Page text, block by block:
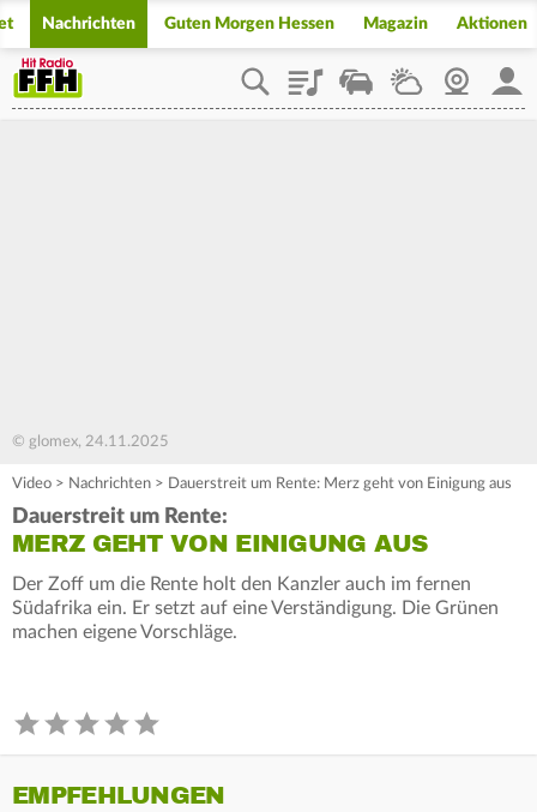
Nachrichten Guten Morgen Hessen Magazin Aktionen
PlaylistStaupilotWetterWebcam
© glomex, 24.11.2025
Video > Nachrichten > Dauerstreit um Rente: Merz geht von Einigung aus
Dauerstreit um Rente:
MERZ GEHT VON EINIGUNG AUS
Der Zoff um die Rente holt den Kanzler auch im fernen
Südafrika ein. Er setzt auf eine Verständigung. Die Grünen
machen eigene Vorschläge.
EMPFEHLUNGEN